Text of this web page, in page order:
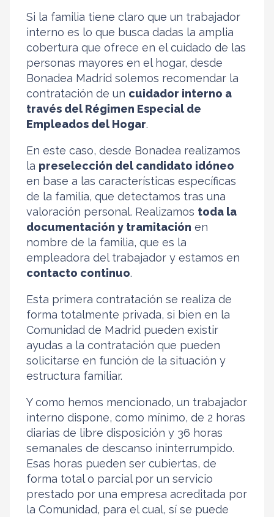
Si la familia tiene claro que un trabajador
interno es lo que busca dadas la amplia
cobertura que ofrece en el cuidado de las
personas mayores en el hogar, desde
Bonadea Madrid solemos recomendar la
contratación de un cuidador interno a
través del Régimen Especial de
Empleados del Hogar.
En este caso, desde Bonadea realizamos
la preselección del candidato idóneo
en base a las características específicas
de la familia, que detectamos tras una
valoración personal. Realizamos toda la
documentación y tramitación en
nombre de la familia, que es la
empleadora del trabajador y estamos en
contacto continuo.
Esta primera contratación se realiza de
forma totalmente privada, si bien en la
Comunidad de Madrid pueden existir
ayudas a la contratación que pueden
solicitarse en función de la situación y
estructura familiar.
Y como hemos mencionado, un trabajador
interno dispone, como mínimo, de 2 horas
diarias de libre disposición y 36 horas
semanales de descanso ininterrumpido.
Esas horas pueden ser cubiertas, de
forma total o parcial por un servicio
prestado por una empresa acreditada por
la Comunidad, para el cual, sí se puede